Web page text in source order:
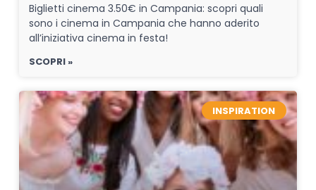
Biglietti cinema 3.50€ in Campania: scopri quali
sono i cinema in Campania che hanno aderito
all’iniziativa cinema in festa!
SCOPRI »
INSPIRATION